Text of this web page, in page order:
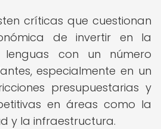
críticas que cuestionan
de invertir en la
lenguas con un número
especialmente en un
presupuestarias y
en áreas como la
y la infraestructura.